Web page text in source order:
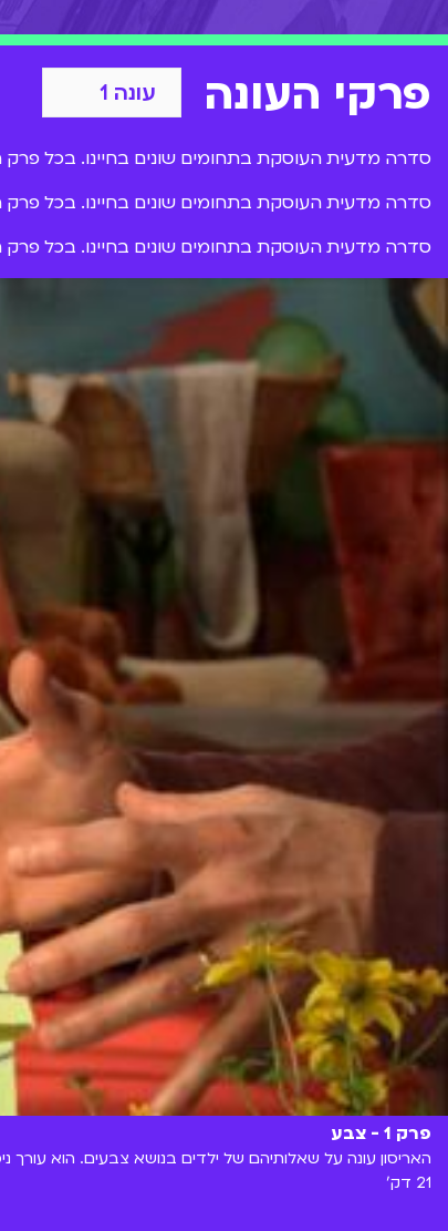
פרקי העונה
סדרה מדעית העוסקת בתחומים שונים בחיינו. בכל פרק
סדרה מדעית העוסקת בתחומים שונים בחיינו. בכל פרק
סדרה מדעית העוסקת בתחומים שונים בחיינו. בכל פרק
פרק 1 - צבע
האריסון עונה על שאלותיהם של ילדים בנושא צבעים. הוא עורך
21 דק'